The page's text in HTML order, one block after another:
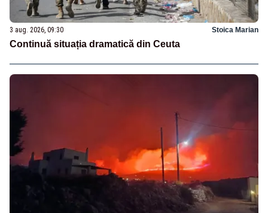
3 aug. 2026, 09:30 Stoica Marian
Continuă situația dramatică din Ceuta